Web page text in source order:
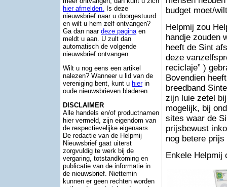
hier afmelden. Is deze
nieuwsbrief naar u doorgestuurd
en wilt u hem zelf ontvangen?
Ga dan naar deze paginaen
meldt u aan. U zult dan
automatisch de volgende
nieuwsbrief ontvangen.
Wilt u nog eens een artikel
nalezen? Wanneer u lid van de
vereniging bent, kunt u hierin
oude nieuwsbrieven bladeren.
DISCLAIMER
Alle handels en/of productnamen
hier vermeld, zijn eigendom van
de respectievelijke eigenaars.
De redactie van de Helpmij
Nieuwsbrief gaat uiterst
zorgvuldig te werk bij de
vergaring, totstandkoming en
publicatie van de informatie in
de nieuwsbrief. Niettemin
kunnen er geen rechten worden
budget moet/
Helpmij zou
handje zouden
heeft de Sint
deze
reciclaje” )
Bovendien
breedband
zijn luie zetel
mogelijk, bij
sites waar de
prijsbewust
nog betere
Enkele Helpmij